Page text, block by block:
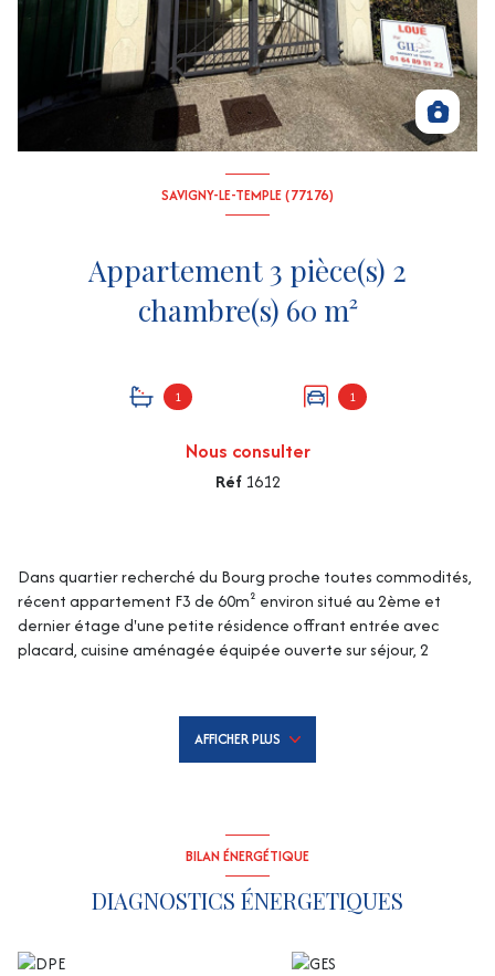
SAVIGNY-LE-TEMPLE (77176)
Appartement 3 pièce(s) 2
chambre(s) 60 m²
1 1
Nous consulter
Réf 1612
Dans quartier recherché du Bourg proche toutes commodités,
récent appartement F3 de 60m² environ situé au 2ème et
dernier étage d'une petite résidence offrant entrée avec
placard, cuisine aménagée équipée ouverte sur séjour, 2
électriques en PVC, garage. ETAT IMPECCABLE, DISPONIBLE DE
Pas de Garants possible, CDI depuis plus de 6 mois et avoir 3
fois le montant du loyer en salaire net.
Charges annuelles : 1080.00 euros.
AFFICHER PLUS
BILAN ÉNERGÉTIQUE
DIAGNOSTICS ÉNERGETIQUES